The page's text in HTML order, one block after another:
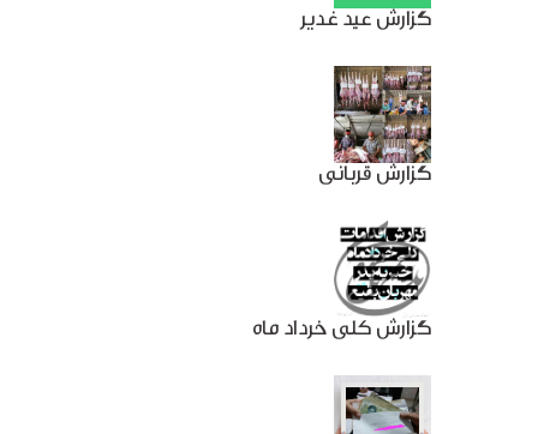
گزارش عید غدیر
گزارش قربانی
گزارش کلی خرداد ماه